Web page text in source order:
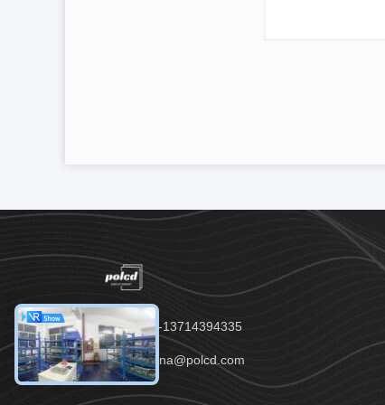
Tel：00-86-13714394335
E-mail：anna@polcd.com